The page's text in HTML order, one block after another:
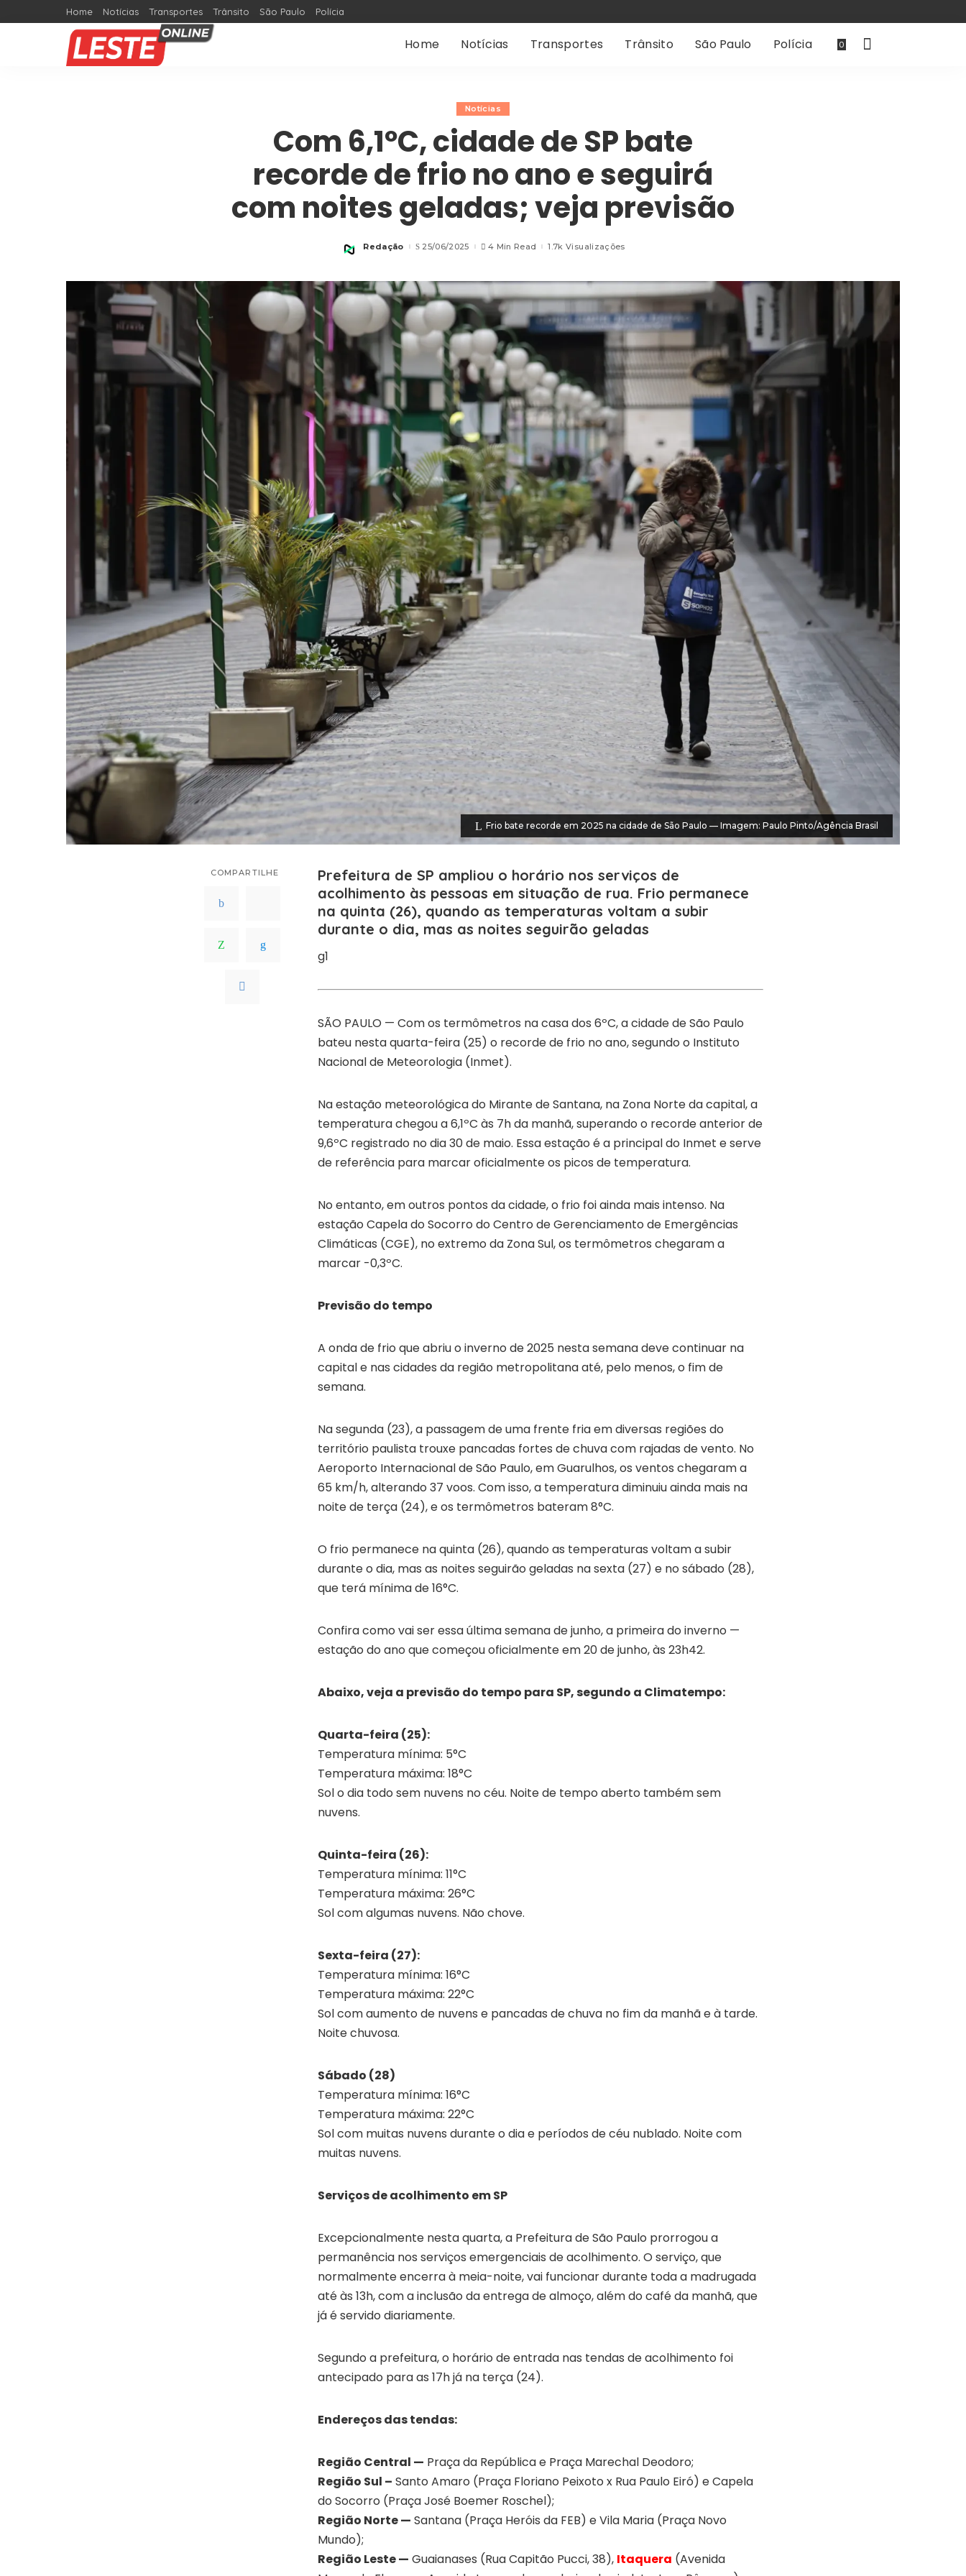
Home Notícias Transportes Trânsito São Paulo Polícia
Home Notícias Transportes Trânsito São Paulo Polícia 0
Notícias
Com 6,1ºC, cidade de SP bate
recorde de frio no ano e seguirá
com noites geladas; veja previsão
Posted
Redação 25/06/2025 4 Min Read 1.7k Visualizações
Frio bate recorde em 2025 na cidade de São Paulo — Imagem: Paulo Pinto/Agência Brasil
COMPARTILHE
Prefeitura de SP ampliou o horário nos serviços de
acolhimento às pessoas em situação de rua. Frio permanece
na quinta (26), quando as temperaturas voltam a subir
durante o dia, mas as noites seguirão geladas
g1
SÃO PAULO — Com os termômetros na casa dos 6ºC, a cidade de São Paulo
bateu nesta quarta-feira (25) o recorde de frio no ano, segundo o Instituto
Nacional de Meteorologia (Inmet).
Na estação meteorológica do Mirante de Santana, na Zona Norte da capital, a
temperatura chegou a 6,1ºC às 7h da manhã, superando o recorde anterior de
9,6ºC registrado no dia 30 de maio. Essa estação é a principal do Inmet e serve
de referência para marcar oficialmente os picos de temperatura.
No entanto, em outros pontos da cidade, o frio foi ainda mais intenso. Na
estação Capela do Socorro do Centro de Gerenciamento de Emergências
Climáticas (CGE), no extremo da Zona Sul, os termômetros chegaram a
marcar -0,3ºC.
Previsão do tempo
A onda de frio que abriu o inverno de 2025 nesta semana deve continuar na
capital e nas cidades da região metropolitana até, pelo menos, o fim de
semana.
Na segunda (23), a passagem de uma frente fria em diversas regiões do
território paulista trouxe pancadas fortes de chuva com rajadas de vento. No
Aeroporto Internacional de São Paulo, em Guarulhos, os ventos chegaram a
65 km/h, alterando 37 voos. Com isso, a temperatura diminuiu ainda mais na
noite de terça (24), e os termômetros bateram 8°C.
O frio permanece na quinta (26), quando as temperaturas voltam a subir
durante o dia, mas as noites seguirão geladas na sexta (27) e no sábado (28),
que terá mínima de 16°C.
Confira como vai ser essa última semana de junho, a primeira do inverno —
estação do ano que começou oficialmente em 20 de junho, às 23h42.
Abaixo, veja a previsão do tempo para SP, segundo a Climatempo:
Quarta-feira (25):
Temperatura mínima: 5°C
Temperatura máxima: 18°C
Sol o dia todo sem nuvens no céu. Noite de tempo aberto também sem
nuvens.
Quinta-feira (26):
Temperatura mínima: 11°C
Temperatura máxima: 26°C
Sol com algumas nuvens. Não chove.
Sexta-feira (27):
Temperatura mínima: 16°C
Temperatura máxima: 22°C
Sol com aumento de nuvens e pancadas de chuva no fim da manhã e à tarde.
Noite chuvosa.
Sábado (28)
Temperatura mínima: 16°C
Temperatura máxima: 22°C
Sol com muitas nuvens durante o dia e períodos de céu nublado. Noite com
muitas nuvens.
Serviços de acolhimento em SP
Excepcionalmente nesta quarta, a Prefeitura de São Paulo prorrogou a
permanência nos serviços emergenciais de acolhimento. O serviço, que
normalmente encerra à meia-noite, vai funcionar durante toda a madrugada
até às 13h, com a inclusão da entrega de almoço, além do café da manhã, que
já é servido diariamente.
Segundo a prefeitura, o horário de entrada nas tendas de acolhimento foi
antecipado para as 17h já na terça (24).
Endereços das tendas:
Região Central — Praça da República e Praça Marechal Deodoro;
Região Sul – Santo Amaro (Praça Floriano Peixoto x Rua Paulo Eiró) e Capela
do Socorro (Praça José Boemer Roschel);
Região Norte — Santana (Praça Heróis da FEB) e Vila Maria (Praça Novo
Mundo);
Região Leste — Guaianases (Rua Capitão Pucci, 38), Itaquera (Avenida